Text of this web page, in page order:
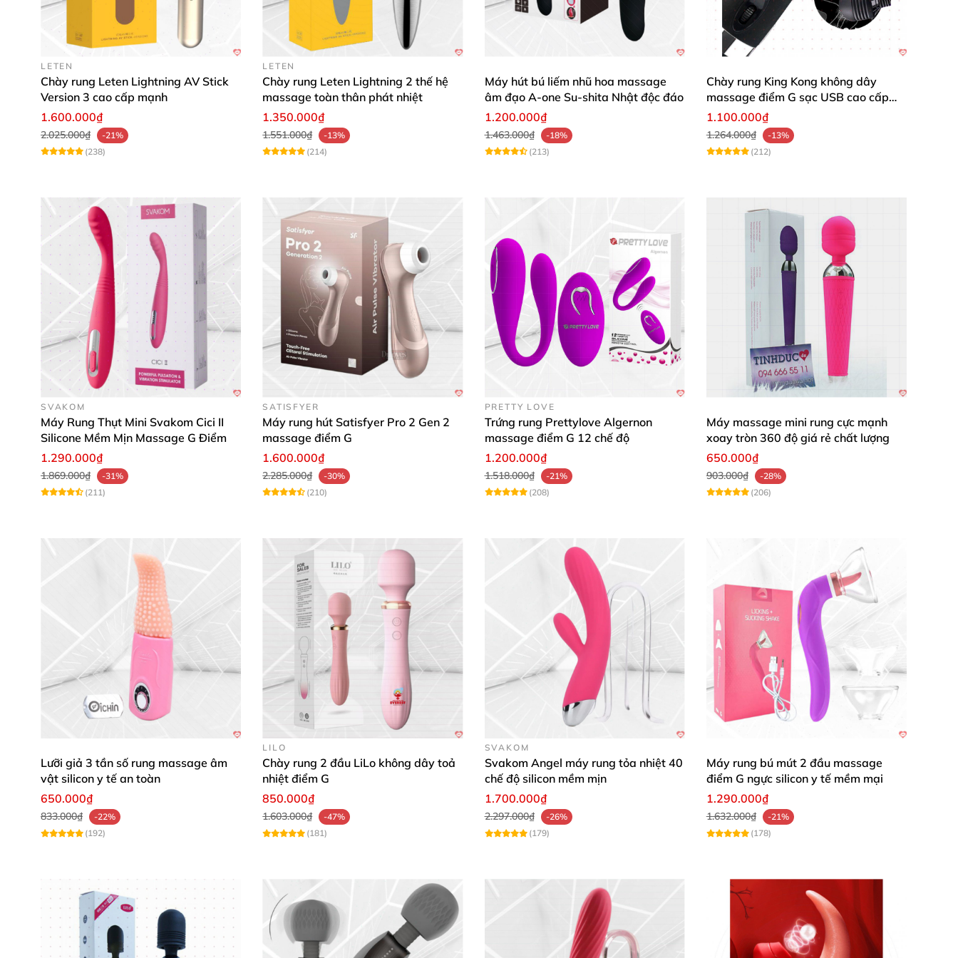
Mua ngay hôm nay để tận hưởng đỉnh cao tình dục!
LETEN
Chày rung Leten Lightning AV Stick
Version 3 cao cấp mạnh
1.600.000₫
2.025.000₫
-21%
(238)
LETEN
Chày rung Leten Lightning 2 thế hệ
massage toàn thân phát nhiệt
1.350.000₫
1.551.000₫
-13%
(214)
Máy hút bú liếm nhũ hoa massage
âm đạo A-one Su-shita Nhật độc đáo
1.200.000₫
1.463.000₫
-18%
(213)
Chày rung King Kong không dây
massage điểm G sạc USB cao cấp
kích thích
1.100.000₫
1.264.000₫
-13%
(212)
SVAKOM
Máy Rung Thụt Mini Svakom Cici II
Silicone Mềm Mịn Massage G Điểm
1.290.000₫
1.869.000₫
-31%
(211)
SATISFYER
Máy rung hút Satisfyer Pro 2 Gen 2
massage điểm G
1.600.000₫
2.285.000₫
-30%
(210)
PRETTY LOVE
Trứng rung Prettylove Algernon
massage điểm G 12 chế độ
1.200.000₫
1.518.000₫
-21%
(208)
Máy massage mini rung cực mạnh
xoay tròn 360 độ giá rẻ chất lượng
650.000₫
903.000₫
-28%
(206)
Lưỡi giả 3 tần số rung massage âm
vật silicon y tế an toàn
650.000₫
833.000₫
-22%
(192)
LILO
Chày rung 2 đầu LiLo không dây toả
nhiệt điểm G
850.000₫
1.603.000₫
-47%
(181)
SVAKOM
Svakom Angel máy rung tỏa nhiệt 40
chế độ silicon mềm mịn
1.700.000₫
2.297.000₫
-26%
(179)
Máy rung bú mút 2 đầu massage
điểm G ngực silicon y tế mềm mại
1.290.000₫
1.632.000₫
-21%
(178)